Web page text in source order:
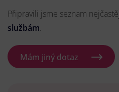
Připravili jsme seznam
službám.
Mám jiný dotaz